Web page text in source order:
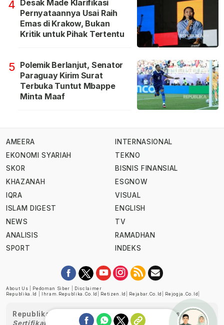
4 Desak Made Klarifikasi
Pernyataannya Usai Raih
Emas di Krakow, Bukan
Kritik untuk Pihak Tertentu
5 Polemik Berlanjut, Senator
Paraguay Kirim Surat
Terbuka Tuntut Mbappe
Minta Maaf
AMEERA
EKONOMI SYARIAH
SKOR
KHAZANAH
IQRA
ISLAM DIGEST
NEWS
ANALISIS
SPORT
INTERNASIONAL
TEKNO
BISNIS FINANSIAL
ESGNOW
VISUAL
ENGLISH
TV
RAMADHAN
INDEKS
About Us Pedoman Siber
Disclaimer
Republika.id
Ihram.republika.co.id Retizen.id Rejabar.co.id Rejogja.co.id
Republika telah diverifikasi oleh Dewan Pers
Sertifikat Nomor 1058/DP-Verifikasi/K/XII/2022